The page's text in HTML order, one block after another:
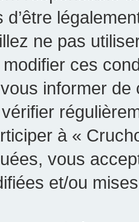
d’être
ne pas
ces
informer
à «
vous
et/ou